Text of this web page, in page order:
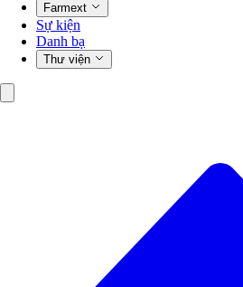
Farmext
Sự kiện
Danh bạ
Thư viện